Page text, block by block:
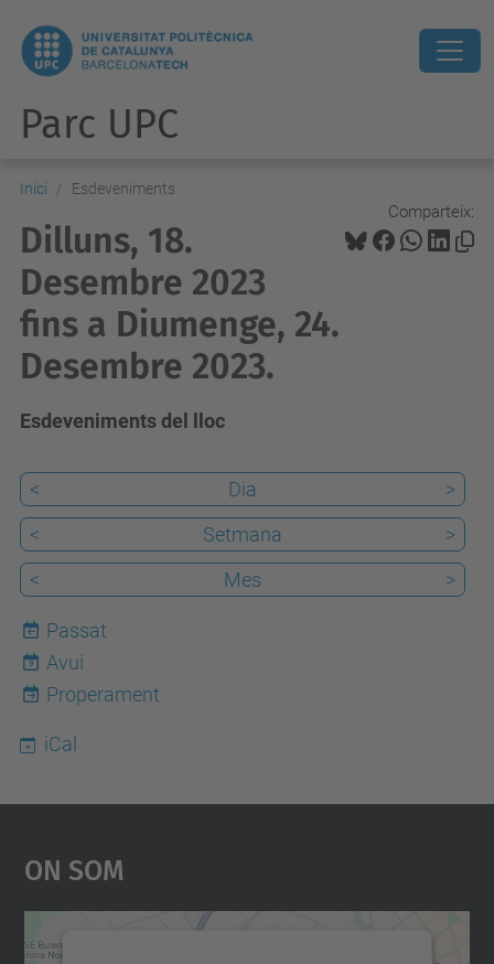
Parc UPC
Inici Esdeveniments
Comparteix:
Dilluns, 18.
Desembre 2023
fins a Diumenge, 24.
Desembre 2023.
Esdeveniments del lloc
< Dia
>
<
Setmana
>
<
Mes >
Passat
9
Avui
Properament
iCal
On Som